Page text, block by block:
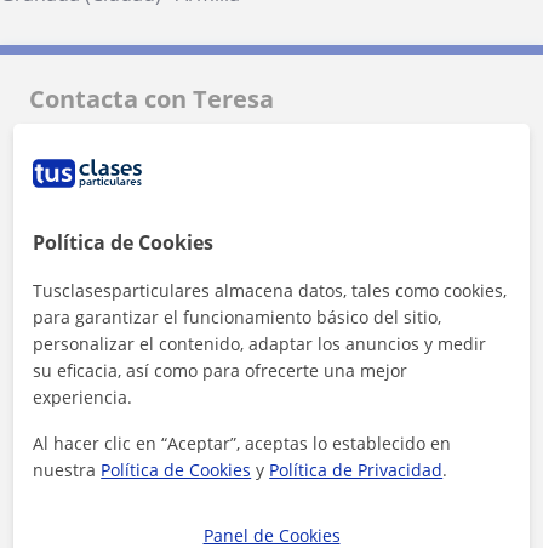
Contacta con Teresa
Tarifa
Política de Cookies
Tusclasesparticulares almacena datos, tales como cookies,
para garantizar el funcionamiento básico del sitio,
personalizar el contenido, adaptar los anuncios y medir
su eficacia, así como para ofrecerte una mejor
experiencia.
Al hacer clic en “Aceptar”, aceptas lo establecido en
nuestra Política de Cookies y Política de Privacidad.
Panel de Cookies